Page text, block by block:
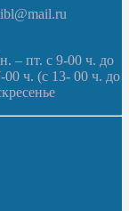
– пт. с 9-00 ч. до
ч. (с 13- 00 ч. до